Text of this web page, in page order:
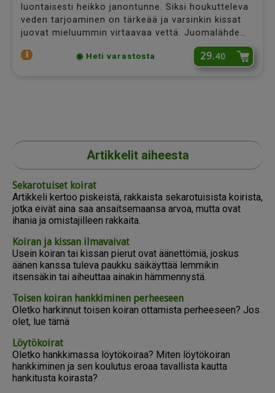
luontaisesti heikko janontunne. Siksi houkutteleva
veden tarjoaminen on tärkeää ja varsinkin kissat
juovat mieluummin virtaavaa vettä. Juomalähde
houkuttelee lemmikkiäsi juomaan ja sille on
tarjolla jatkuvasti puhdasta, raikasta vettä. Riittävä
◉ Heti varastosta 29.40
Artikkelit aiheesta
Sekarotuiset koirat
Artikkeli kertoo piskeistä, rakkaista sekarotuisista koirista,
jotka eivät aina saa ansaitsemaansa arvoa, mutta ovat
ihania ja omistajilleen rakkaita.
Koiran ja kissan ilmavaivat
Usein koiran tai kissan pierut ovat äänettömiä, joskus
äänen kanssa tuleva paukku säikäyttää lemmikin
itsensäkin tai aiheuttaa ainakin hämmennystä.
Toisen koiran hankkiminen perheeseen
Oletko harkinnut toisen koiran ottamista perheeseen? Jos
olet, lue tämä
Löytökoirat
Oletko hankkimassa löytökoiraa? Miten löytökoiran
hankkiminen ja sen koulutus eroaa tavallista kautta
hankitusta koirasta?